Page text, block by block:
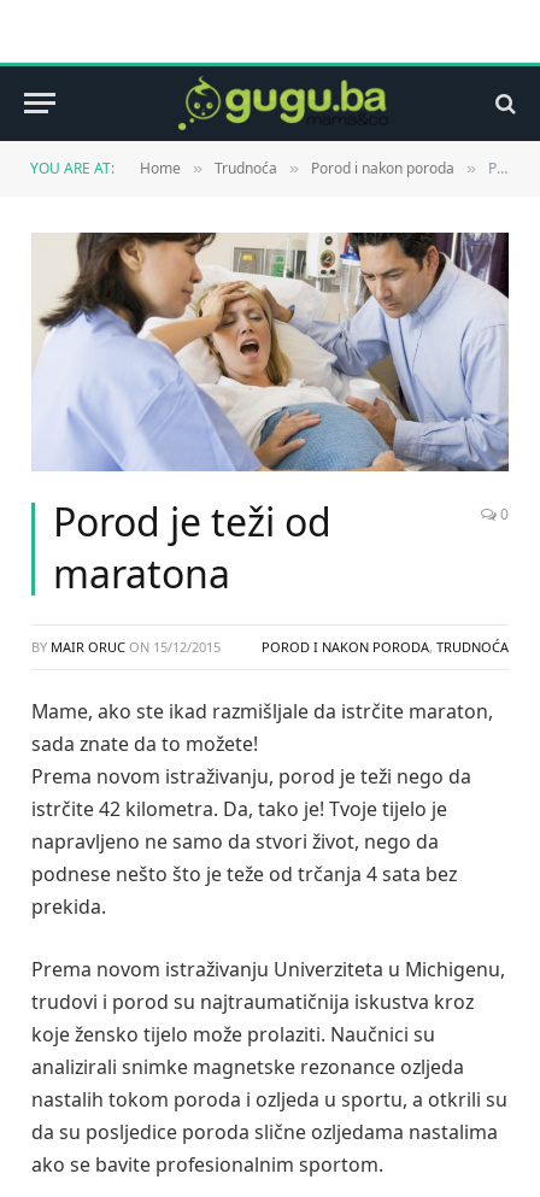
YOU ARE AT: Home » Trudnoća » Porod i nakon poroda » Porod je teži od maratona
Porod je teži od
maratona
0
BY MAIR ORUC ON 15/12/2015 POROD I NAKON PORODA, TRUDNOĆA
Mame, ako ste ikad razmišljale da istrčite maraton,
sada znate da to možete!
Prema novom istraživanju, porod je teži nego da
istrčite 42 kilometra. Da, tako je! Tvoje tijelo je
napravljeno ne samo da stvori život, nego da
podnese nešto što je teže od trčanja 4 sata bez
prekida.
Prema novom istraživanju Univerziteta u Michigenu,
trudovi i porod su najtraumatičnija iskustva kroz
koje žensko tijelo može prolaziti. Naučnici su
analizirali snimke magnetske rezonance ozljeda
nastalih tokom poroda i ozljeda u sportu, a otkrili su
da su posljedice poroda slične ozljedama nastalima
ako se bavite profesionalnim sportom.